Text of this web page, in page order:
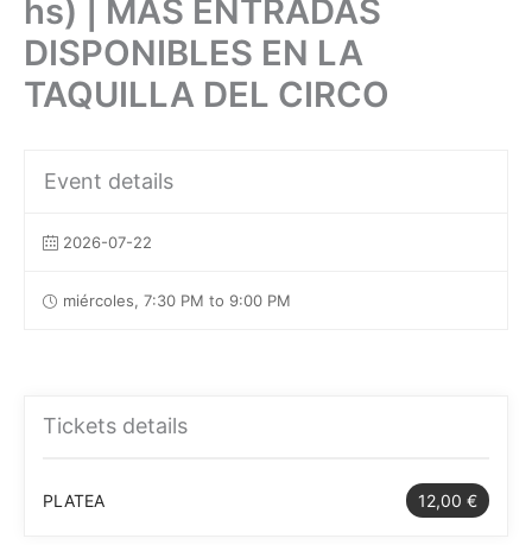
hs) | MÁS ENTRADAS
DISPONIBLES EN LA
TAQUILLA DEL CIRCO
Event details
2026-07-22
miércoles, 7:30 PM to 9:00 PM
Tickets details
12,00 €
PLATEA